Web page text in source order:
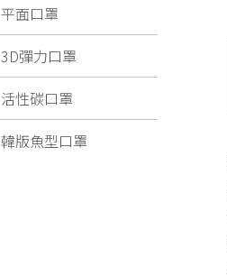
平面口罩
3D彈力口罩
活性碳口罩
韓版魚型口罩